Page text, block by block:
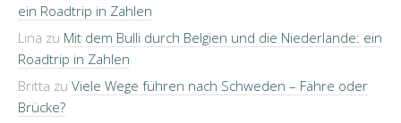
ein Roadtrip in Zahlen
Lina zu Mit dem Bulli durch Belgien und die Niederlande: ein
Roadtrip in Zahlen
Britta zu Viele Wege führen nach Schweden – Fähre oder
Brücke?